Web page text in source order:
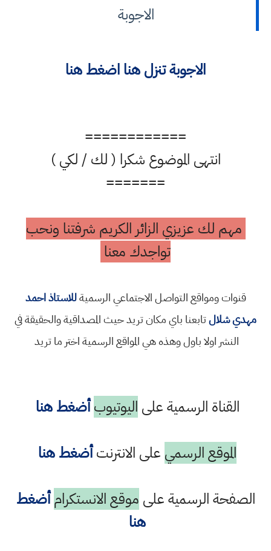
الاجوبة
الاجوبة تنزل هنا اضغط هنا
============
انتهى الموضوع شكرا ( لك / لكي )
=======
مهم لك عزيزي الزائر الكريم شرفتنا ونحب
تواجدك معنا
قنوات ومواقع التواصل الاجتماعي الرسميةللاستاذ احمد
مهدي شلالتابعنا باي مكان تريد حيث المصداقية والحقيقة في
النشر اولا باول وهذه هي المواقع الرسمية اختر ما تريد
القناة الرسمية على اليوتيوب أضغط هنا
الموقع الرسمي على الانترنتأضغط هنا
الصفحة الرسمية على موقع الانستكرام أضغط
هنا